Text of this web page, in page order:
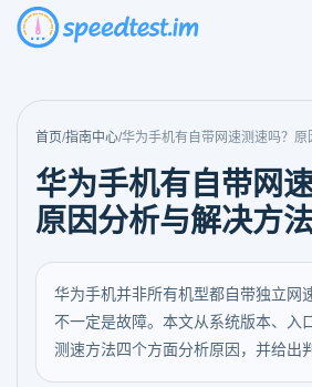
首页/指南中心/华为手机有自带网速测速吗？
华为手机有自带网
原因分析与解决方
华为手机并非所有机型都自带独立网
不一定是故障。本文从系统版本、入
测速方法四个方面分析原因，并给出